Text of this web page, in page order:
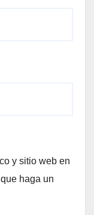
y sitio web en
haga un